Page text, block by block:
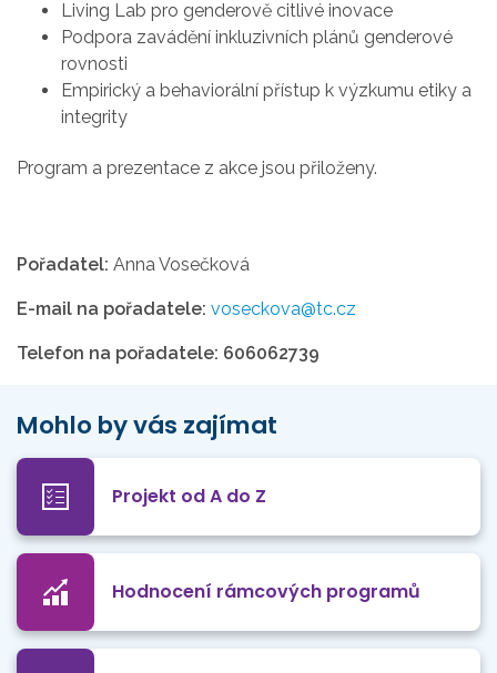
Living Lab pro genderově citlivé inovace
Podpora zavádění inkluzivních plánů genderové
rovnosti
Empirický a behaviorální přístup k výzkumu etiky a
integrity
Program a prezentace z akce jsou přiloženy.
Pořadatel: Anna Vosečková
E-mail na pořadatele: voseckova@tc.cz
Telefon na pořadatele: 606062739
Mohlo by vás zajímat
Projekt od A do Z
Hodnocení rámcových programů